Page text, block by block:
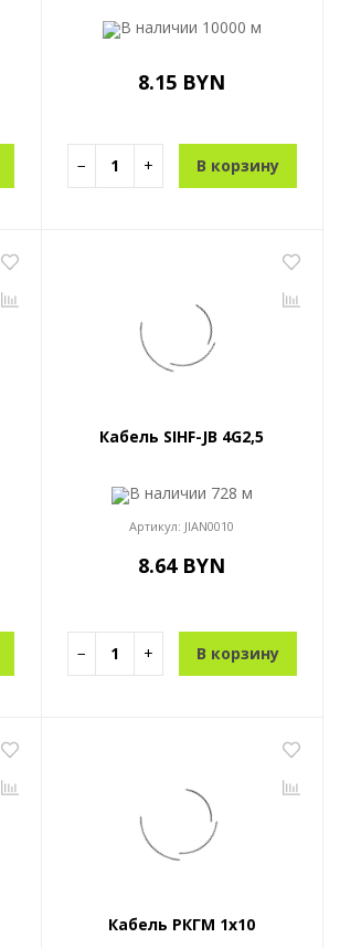
В наличии 10000 м
8.15 BYN
− + В корзину
Кабель SIHF-JB 4G2,5
В наличии 728 м
Артикул: JIAN0010
8.64 BYN
− + В корзину
Кабель РКГМ 1x10